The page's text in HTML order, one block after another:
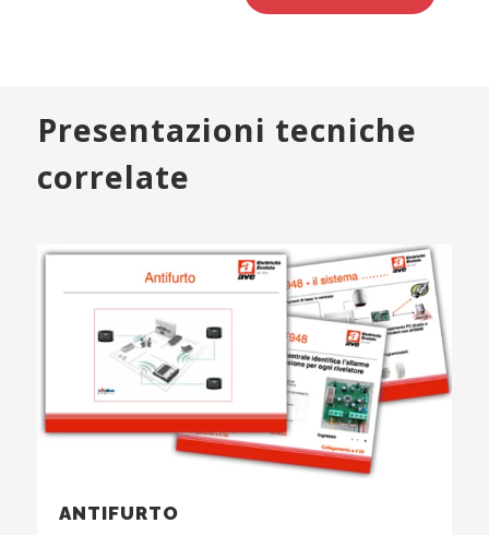
Presentazioni tecniche
correlate
ANTIFURTO